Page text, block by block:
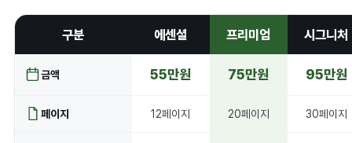
구분 에센셜 프리미엄 시그니처
금액 55만원 75만원 95만원
페이지 12페이지 20페이지 30페이지